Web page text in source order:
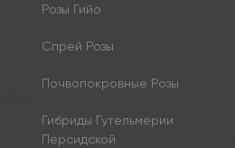
Розы Гийо
Спрей Розы
Почвопокровные Розы
Гибриды Гутельмерии
Персидской